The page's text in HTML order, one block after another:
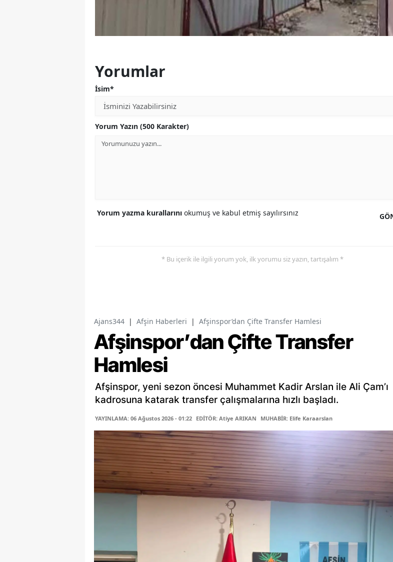
Yorumlar
İsim*
Yorum Yazın (500 Karakter)
Yorum yazma kurallarını okumuş ve kabul etmiş sayılırsınız
* Bu içerik ile ilgili yorum yok, ilk yorumu siz yazın, tartışalım *
Ajans344 | Afşin Haberleri | Afşinspor’dan Çifte Transfer Hamlesi
Afşinspor’dan Çifte Transfer
Hamlesi
Afşinspor, yeni sezon öncesi Muhammet Kadir Arslan ile Ali Çam’ı
kadrosuna katarak transfer çalışmalarına hızlı başladı.
YAYINLAMA: 06 Ağustos 2026 - 01:22 EDİTÖR: Atiye ARIKAN MUHABİR: Elife Karaarslan